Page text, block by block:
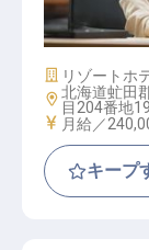
スパ マネ
施設業態
リゾートホ
勤務地
北海道虻田
目204番地19
給与
月給／
キープ